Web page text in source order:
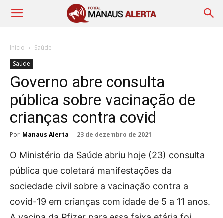
Início
Saúde
Saúde
Governo abre consulta
pública sobre vacinação de
crianças contra covid
Por Manaus Alerta - 23 de dezembro de 2021
O Ministério da Saúde abriu hoje (23) consulta
pública que coletará manifestações da
sociedade civil sobre a vacinação contra a
covid-19 em crianças com idade de 5 a 11 anos.